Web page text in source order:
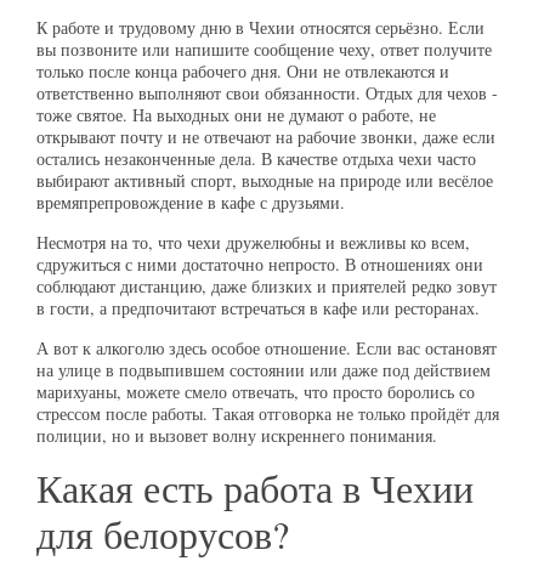
К работе и трудовому дню в Чехии относятся серьёзно. Если
вы позвоните или напишите сообщение чеху, ответ получите
только после конца рабочего дня. Они не отвлекаются и
ответственно выполняют свои обязанности. Отдых для чехов -
тоже святое. На выходных они не думают о работе, не
открывают почту и не отвечают на рабочие звонки, даже если
остались незаконченные дела. В качестве отдыха чехи часто
выбирают активный спорт, выходные на природе или весёлое
времяпрепровождение в кафе с друзьями.
Несмотря на то, что чехи дружелюбны и вежливы ко всем,
сдружиться с ними достаточно непросто. В отношениях они
соблюдают дистанцию, даже близких и приятелей редко зовут
в гости, а предпочитают встречаться в кафе или ресторанах.
А вот к алкоголю здесь особое отношение. Если вас остановят
на улице в подвыпившем состоянии или даже под действием
марихуаны, можете смело отвечать, что просто боролись со
стрессом после работы. Такая отговорка не только пройдёт для
полиции, но и вызовет волну искреннего понимания.
Какая есть работа в Чехии
для белорусов?